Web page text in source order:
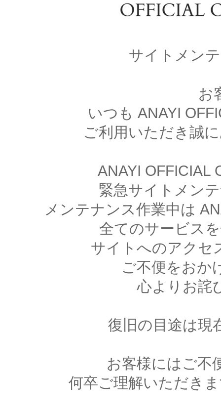
サイトメン
お
いつも ANAYI
ご利用いただき誠
ANAYI OFFICIAL
緊急サイトメン
メンテナンス作業中は
全てのサービス
サイトへのアクセ
ご不便をおか
心よりお詫
復旧の目途は現
お客様にはご不
何卒ご理解いただき